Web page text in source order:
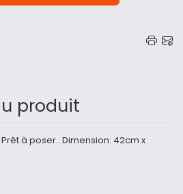
produit
à poser.. Dimension: 42cm x